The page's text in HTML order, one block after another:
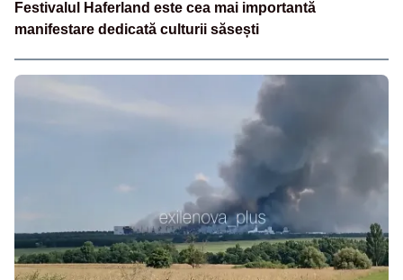
Festivalul Haferland este cea mai importantă
manifestare dedicată culturii săsești